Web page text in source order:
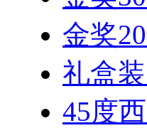
金奖
礼盒装
45度